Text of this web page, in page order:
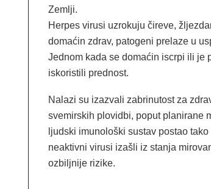
Zemlji.
Herpes virusi uzrokuju čireve,
domaćin zdrav, patogeni prelaze u
Jednom kada se domaćin iscrpi ili je
iskoristili prednost.
Nalazi su izazvali zabrinutost za
svemirskih plovidbi, poput planirane
ljudski imunološki sustav postao
neaktivni virusi izašli iz stanja
ozbiljnije rizike.